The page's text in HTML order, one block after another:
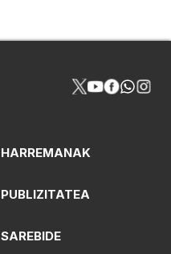
HARREMANAK
PUBLIZITATEA
SAREBIDE